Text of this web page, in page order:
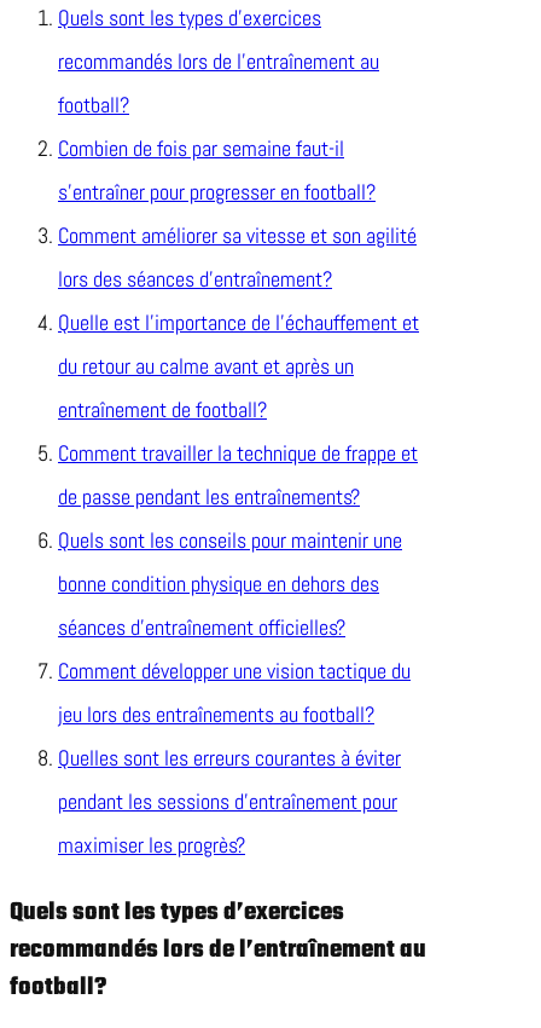
Quels sont les types d’exercices
recommandés lors de l’entraînement au
football?
Combien de fois par semaine faut-il
s’entraîner pour progresser en football?
Comment améliorer sa vitesse et son agilité
lors des séances d’entraînement?
Quelle est l’importance de l’échauffement et
du retour au calme avant et après un
entraînement de football?
Comment travailler la technique de frappe et
de passe pendant les entraînements?
Quels sont les conseils pour maintenir une
bonne condition physique en dehors des
séances d’entraînement officielles?
Comment développer une vision tactique du
jeu lors des entraînements au football?
Quelles sont les erreurs courantes à éviter
pendant les sessions d’entraînement pour
maximiser les progrès?
Quels sont les types d’exercices
recommandés lors de l’entraînement au
football?